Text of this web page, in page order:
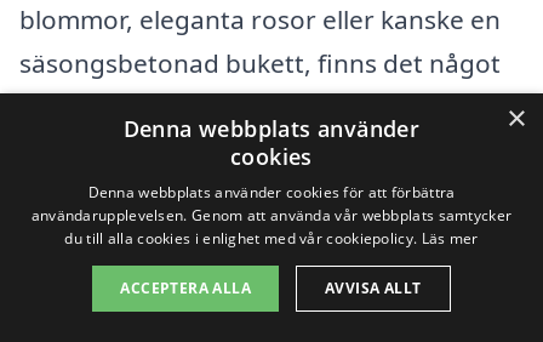
blommor, eleganta rosor eller kanske en
säsongsbetonad bukett, finns det något
för alla smaker. Många florerande företag
erbjuder även anpassningsalternativ så
att du kan skapa en bukett som verkligen
passar tillfället.
För att hjälpa dig ytterligare här är några
×
Denna webbplats använder
cookies
Denna webbplats använder cookies för att förbättra
användarupplevelsen. Genom att använda vår webbplats samtycker
du till alla cookies i enlighet med vår cookiepolicy. Läs mer
ACCEPTERA ALLA AVVISA ALLT